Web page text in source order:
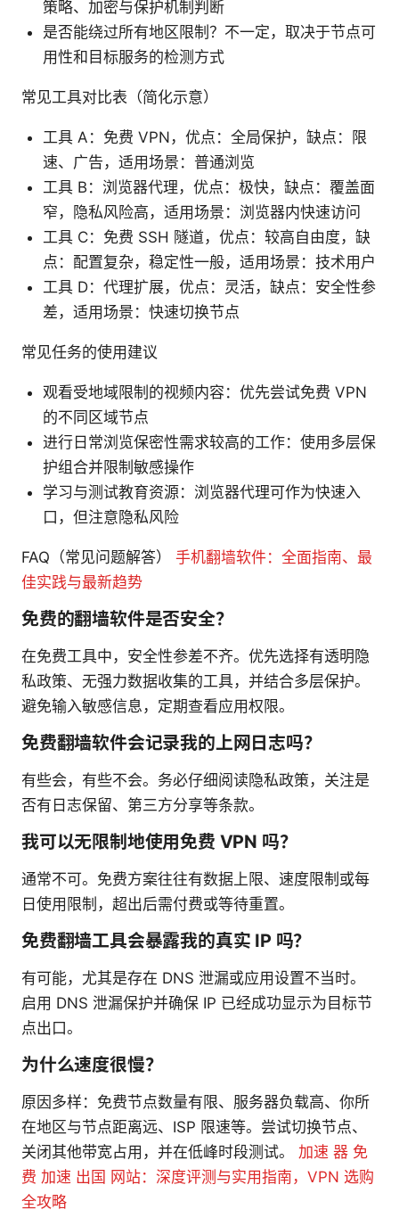
策略、加密与保护机制判断
是否能绕过所有地区限制？不一定，取决于节点可
用性和目标服务的检测方式
常见工具对比表（简化示意）
工具 A：免费 VPN，优点：全局保护，缺点：限
速、广告，适用场景：普通浏览
工具 B：浏览器代理，优点：极快，缺点：覆盖面
窄，隐私风险高，适用场景：浏览器内快速访问
工具 C：免费 SSH 隧道，优点：较高自由度，缺
点：配置复杂，稳定性一般，适用场景：技术用户
工具 D：代理扩展，优点：灵活，缺点：安全性参
差，适用场景：快速切换节点
常见任务的使用建议
观看受地域限制的视频内容：优先尝试免费 VPN
的不同区域节点
进行日常浏览保密性需求较高的工作：使用多层保
护组合并限制敏感操作
学习与测试教育资源：浏览器代理可作为快速入
口，但注意隐私风险
FAQ（常见问题解答） 手机翻墙软件：全面指南、最
佳实践与最新趋势
免费的翻墙软件是否安全？
在免费工具中，安全性参差不齐。优先选择有透明隐
私政策、无强力数据收集的工具，并结合多层保护。
避免输入敏感信息，定期查看应用权限。
免费翻墙软件会记录我的上网日志吗？
有些会，有些不会。务必仔细阅读隐私政策，关注是
否有日志保留、第三方分享等条款。
我可以无限制地使用免费 VPN 吗？
通常不可。免费方案往往有数据上限、速度限制或每
日使用限制，超出后需付费或等待重置。
免费翻墙工具会暴露我的真实 IP 吗？
有可能，尤其是存在 DNS 泄漏或应用设置不当时。
启用 DNS 泄漏保护并确保 IP 已经成功显示为目标节
点出口。
为什么速度很慢？
原因多样：免费节点数量有限、服务器负载高、你所
在地区与节点距离远、ISP 限速等。尝试切换节点、
关闭其他带宽占用，并在低峰时段测试。 加速 器 免
费 加速 出国 网站：深度评测与实用指南，VPN 选购
全攻略